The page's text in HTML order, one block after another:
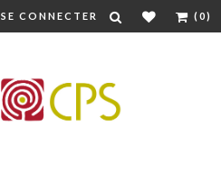
SE CONNECTER (0)